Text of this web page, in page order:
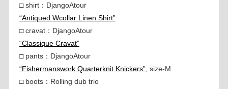
□ shirt：DjangoAtour
“Antiqued Wcollar Linen Shirt”
□ cravat：DjangoAtour
“Classique Cravat”
□ pants：DjangoAtour
“Fishermanswork Quarterknit Knickers”, size-M
□ boots：Rolling dub trio